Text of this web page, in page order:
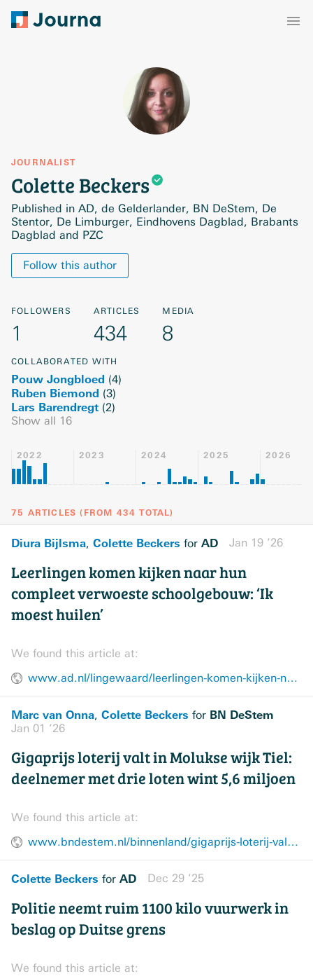
JOURNALIST
Colette Beckers
Published in AD, de Gelderlander, BN DeStem, De
Stentor, De Limburger, Eindhovens Dagblad, Brabants
Dagblad and PZC
Follow this author
FOLLOWERS
1
ARTICLES
434
MEDIA
8
COLLABORATED WITH
Pouw Jongbloed (4)
Ruben Biemond (3)
Lars Barendregt (2)
Show all 16
2022 2023 2024 2025 2026
75 ARTICLES ( FROM 434 TOTAL)
Diura Bijlsma, Colette Beckers for AD Jan 19 ’26
Leerlingen komen kijken naar hun
compleet verwoeste schoolgebouw: ‘Ik
moest huilen’
We found this article at:
www.ad.nl/lingewaard/leerlingen-komen-kijken-naar-hun-compleet-verwoeste-schoolgebouw-ik-moest-huilen~a6e6a55c/
Marc van Onna, Colette Beckers for BN DeStem
Jan 01 ’26
Gigaprijs loterij valt in Molukse wijk Tiel:
deelnemer met drie loten wint 5,6 miljoen
We found this article at:
www.bndestem.nl/binnenland/gigaprijs-loterij-valt-in-molukse-wijk-tiel-deelnemer-met-drie-loten-wint-5-6-miljoen~aa0087db/
Colette Beckers for AD Dec 29 ’25
Politie neemt ruim 1100 kilo vuurwerk in
beslag op Duitse grens
We found this article at: